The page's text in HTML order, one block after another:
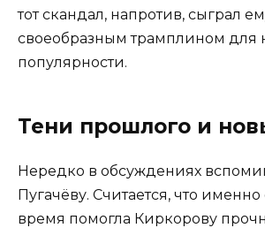
тот скандал, напротив, сыграл
своеобразным трамплином для
популярности.
Тени прошлого и
Нередко в обсуждениях
Пугачёву. Считается, что именно
время помогла Киркорову